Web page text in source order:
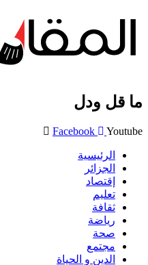
ما قل ودل
Facebook Youtube
الرئيسية
الجزائر
إقتصاد
تعليم
ثقافة
رياضة
صحة
مجتمع
الدين و الحياة